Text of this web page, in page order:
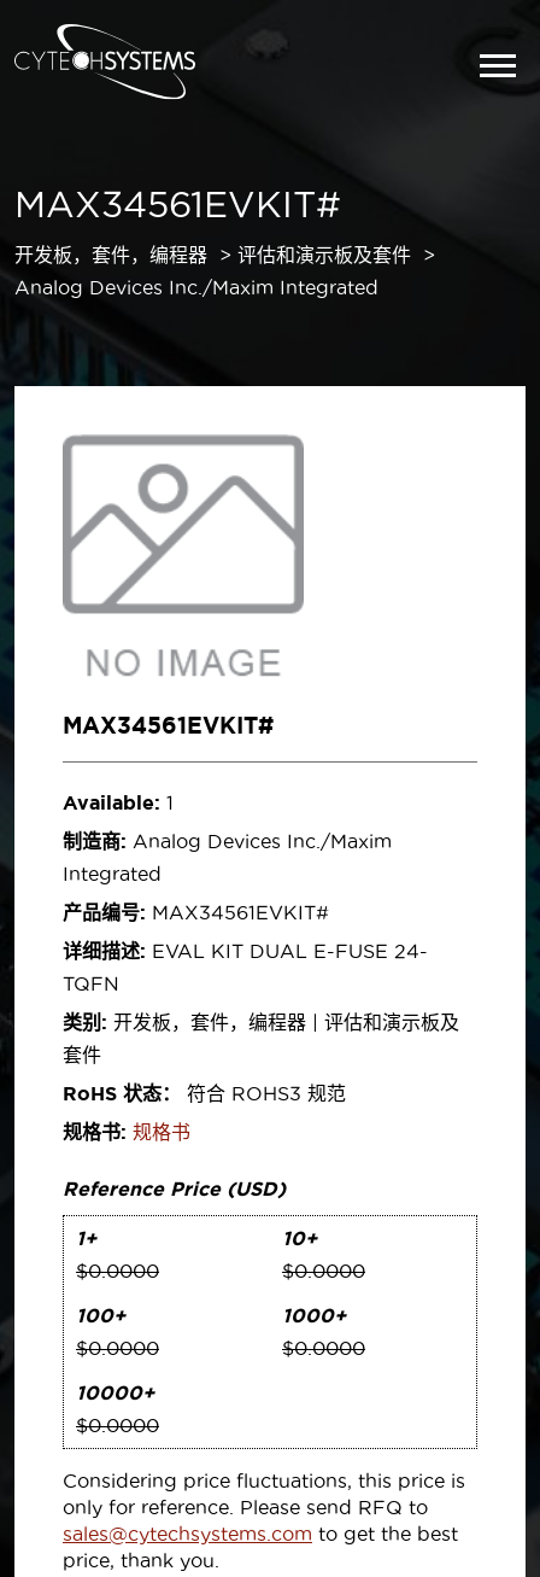
MAX34561EVKIT#
开发板，套件，编程器
评估和演示板及套件
Analog Devices Inc./Maxim Integrated
MAX34561EVKIT#
Available: 1
制造商: Analog Devices Inc./Maxim
Integrated
产品编号: MAX34561EVKIT#
详细描述: EVAL KIT DUAL E-FUSE 24-
TQFN
类别: 开发板，套件，编程器 | 评估和演示板及
套件
RoHS 状态：
符合 ROHS3 规范
规格书: 规格书
Reference Price (USD)
1+
$0.0000
10+
$0.0000
100+
$0.0000
1000+
$0.0000
10000+
$0.0000
Considering price fluctuations, this price is
only for reference. Please send RFQ to
sales@cytechsystems.com to get the best
price, thank you.